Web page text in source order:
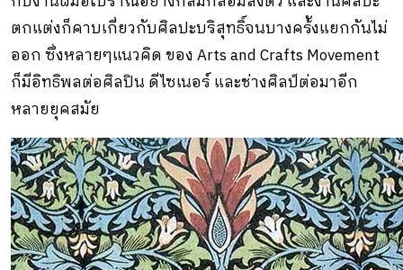
ตกแต่งก็คาบเกี่ยวกับศิลปะบริสุทธิ์จนบางคร้ังแยกกันไม่
ออก ซึ่งหลายๆแนวคิด ของ Arts and Crafts Movement
ก็มีอิทธิพลต่อศิลปิน ดีไซเนอร์ และช่างศิลป์ต่อมาอีก
หลายยุคสมัย